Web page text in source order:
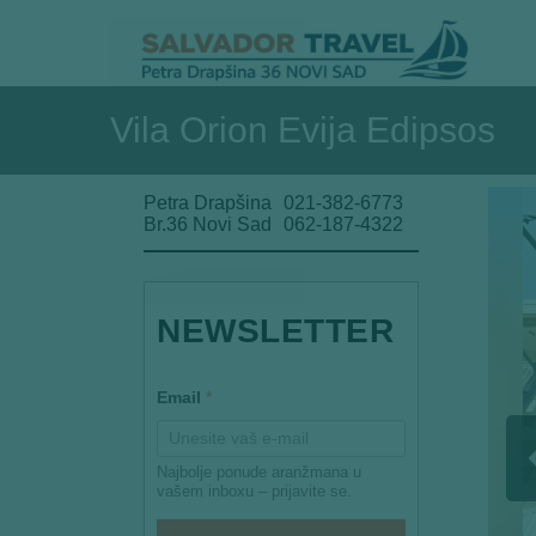
Vila Orion Evija Edipsos
Petra Drapšina
Br.36 Novi Sad
021-382-6773
062-187-4322
NEWSLETTER
m
E
m
a
Email *
Najbolje ponude aranžmana u
vašem inboxu – prijavite se.